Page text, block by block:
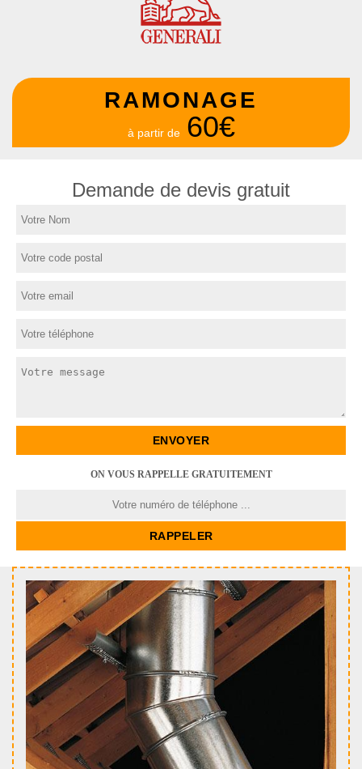
RAMONAGE
à partir de 60€
Demande de devis gratuit
ON VOUS RAPPELLE GRATUITEMENT